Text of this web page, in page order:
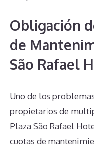
Obligación
de
São Rafael
Uno de los
propietarios de
Plaza São Rafael
cuotas de